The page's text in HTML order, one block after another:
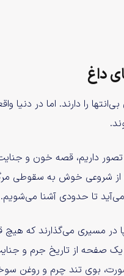
داغ
را دارند. اما در
داریم، قصه‌ خون و
از شروعی خوش به سقوطی
تا حدودی آشنا می‌شویم.
در مسیری می‌گذارند که
صفحه از تاریخ جرم و
بوی تند چرم و روغن